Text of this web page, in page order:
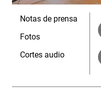
Notas de prensa
Fotos
Cortes audio